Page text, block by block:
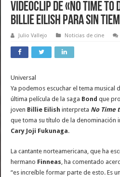
Videoclip de «No time to
Billie Eilish para Sin
Julio Vallejo Noticias de cine
Universal
Ya podemos escuchar el tema musical
última película de la saga Bond que
joven Billie Eilish interpreta No Time
que toma su título de la
Cary Joji Fukunaga.
La cantante norteamericana, que ha
hermano Finneas, ha comentado
“es increíble formar parte de esto. Es